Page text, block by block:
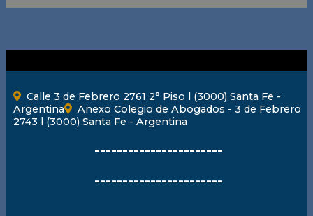
Calle 3 de Febrero 2761 2° Piso l (3000) Santa Fe -
Argentina
Anexo Colegio de Abogados - 3 de Febrero
2743 l (3000) Santa Fe - Argentina
-----------------------
-----------------------